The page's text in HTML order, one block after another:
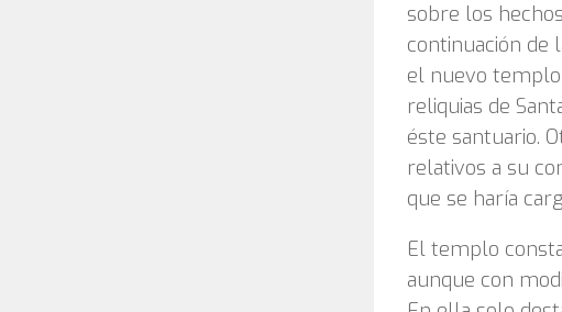
sobre los
continuación de
el nuevo
reliquias de
éste santuario.
relativos a su
que se haría
El templo
aunque con